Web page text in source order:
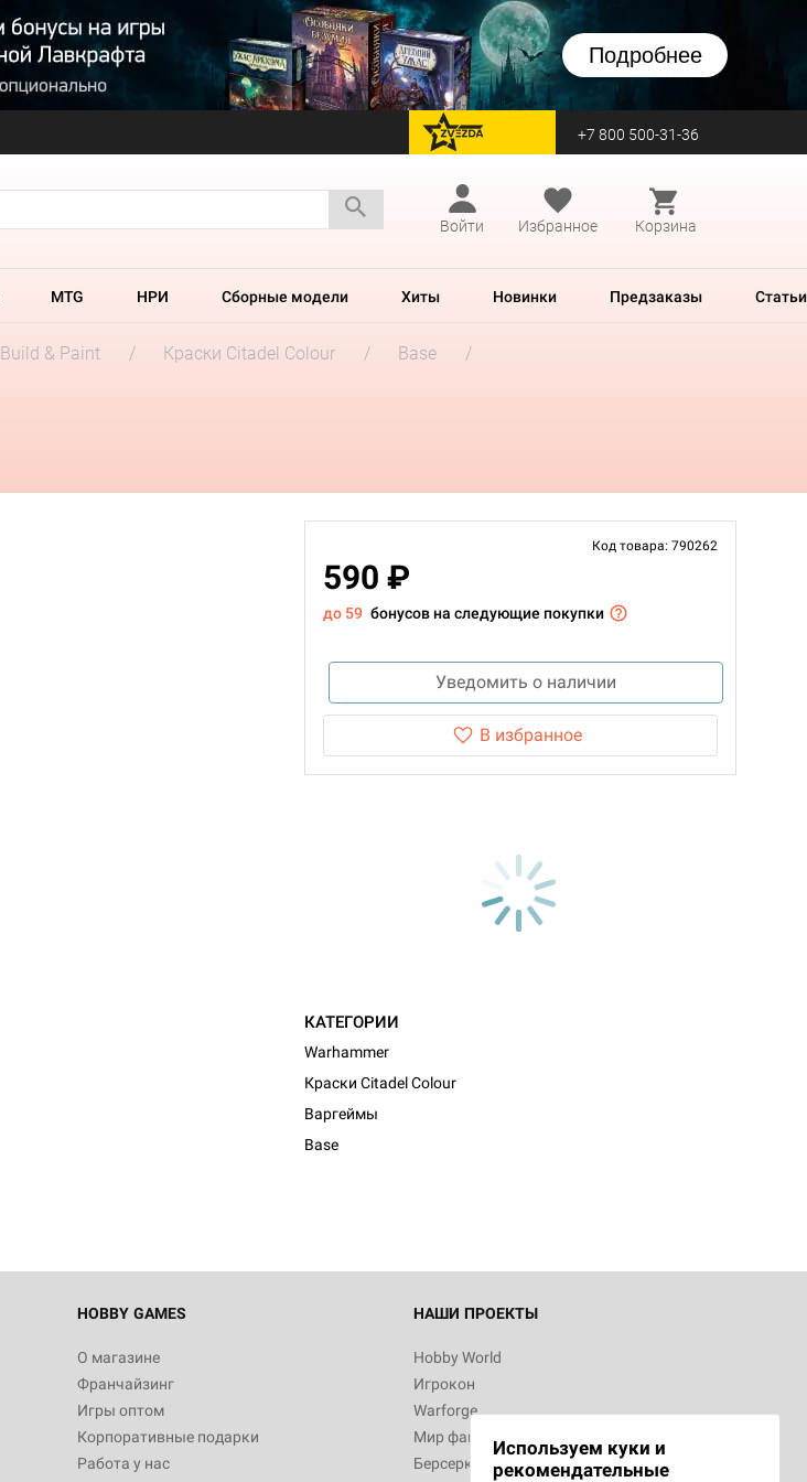
Подробнее
перейти на Zvezda +7 800 500-31-36
Войти
Избранное Корзина
MTG НРИ Сборные модели Хиты Новинки Предзаказы Статьи
Build & Paint Краски Citadel Colour
Base
Код товара: 790262
590 ₽
до 59 бонусов на следующие покупки
Уведомить о наличии
В избранное
КАТЕГОРИИ
Warhammer
Краски Citadel Colour
Варгеймы
Base
HOBBY GAMES
О магазине
Франчайзинг
Игры оптом
Корпоративные подарки
Работа у нас
НАШИ ПРОЕКТЫ
Hobby World
Игрокон
Warforge
Мир фантастики
Берсерк
Используем куки и
рекомендательные